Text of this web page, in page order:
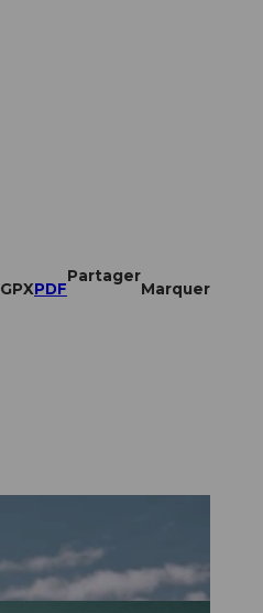
GPXPDF
Partager
Marquer